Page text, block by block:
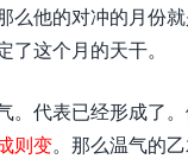
么他的对冲的月份
了这个月的天干。
。代表已经形成了
则变。那么温气的